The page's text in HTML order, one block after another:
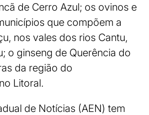
de Cerro Azul; os ovinos e
que compõem a
nos vales dos rios Cantu,
o ginseng de Querência do
da região do
Litoral.
de Notícias (AEN) tem